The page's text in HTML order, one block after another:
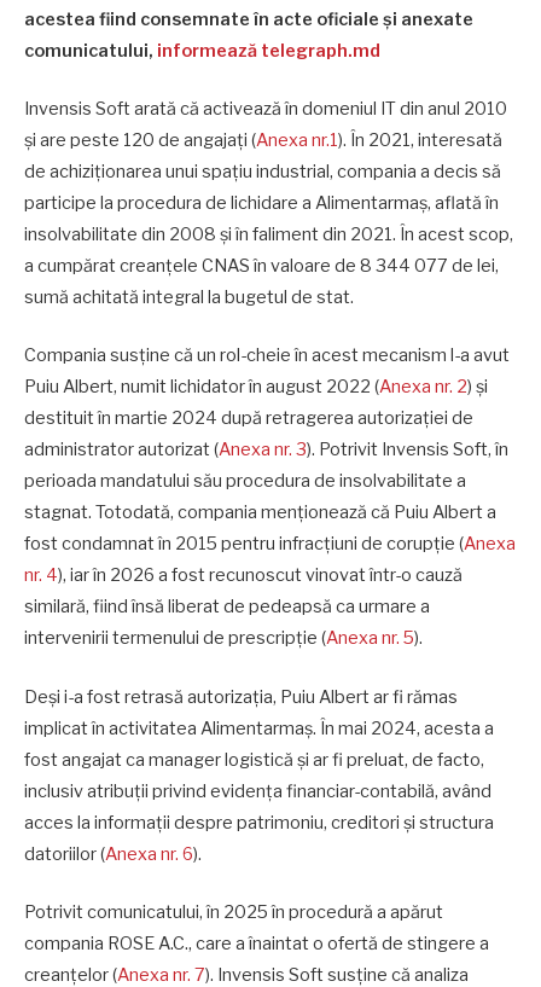
acestea fiind consemnate în acte oficiale și anexate
comunicatului, informează telegraph.md
Invensis Soft arată că activează în domeniul IT din anul 2010
și are peste 120 de angajați (Anexa nr.1). În 2021, interesată
de achiziționarea unui spațiu industrial, compania a decis să
participe la procedura de lichidare a Alimentarmaș, aflată în
insolvabilitate din 2008 și în faliment din 2021. În acest scop,
a cumpărat creanțele CNAS în valoare de 8 344 077 de lei,
sumă achitată integral la bugetul de stat.
Compania susține că un rol-cheie în acest mecanism l-a avut
Puiu Albert, numit lichidator în august 2022 (Anexa nr. 2) și
destituit în martie 2024 după retragerea autorizației de
administrator autorizat (Anexa nr. 3). Potrivit Invensis Soft, în
perioada mandatului său procedura de insolvabilitate a
stagnat. Totodată, compania menționează că Puiu Albert a
fost condamnat în 2015 pentru infracțiuni de corupție (Anexa
nr. 4), iar în 2026 a fost recunoscut vinovat într-o cauză
similară, fiind însă liberat de pedeapsă ca urmare a
intervenirii termenului de prescripție (Anexa nr. 5).
Deși i-a fost retrasă autorizația, Puiu Albert ar fi rămas
implicat în activitatea Alimentarmaș. În mai 2024, acesta a
fost angajat ca manager logistică și ar fi preluat, de facto,
inclusiv atribuții privind evidența financiar-contabilă, având
acces la informații despre patrimoniu, creditori și structura
datoriilor (Anexa nr. 6).
Potrivit comunicatului, în 2025 în procedură a apărut
compania ROSE A.C., care a înaintat o ofertă de stingere a
creanțelor (Anexa nr. 7). Invensis Soft susține că analiza